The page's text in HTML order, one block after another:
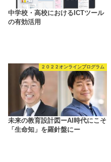
中学校・高校におけるICTツール
の有効活用
２０２２オンラインプログラム
未来の教育設計図ーAI時代にこそ
「生命知」を羅針盤にー